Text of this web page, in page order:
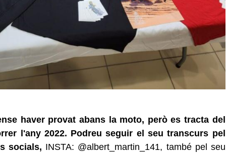
haver provat abans la moto, però es tracta del
l'any 2022. Podreu seguir el seu transcurs pel
socials, INSTA: @albert_martin_141, també pel seu